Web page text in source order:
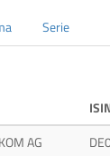
Serie
AG